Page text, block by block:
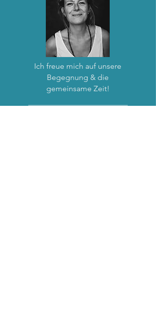
Ich freue mich auf unsere
Begegnung & die
gemeinsame Zeit!